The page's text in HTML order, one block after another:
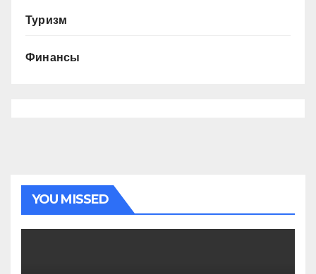
Туризм
Финансы
YOU MISSED